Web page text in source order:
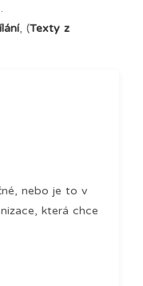
.
, (Texty z
nebo je to v
která chce